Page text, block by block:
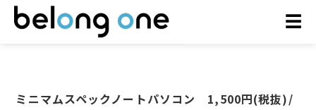
☰
お問い合わせ
ミニマムスペックノートパソコン 1,500円(税抜)/